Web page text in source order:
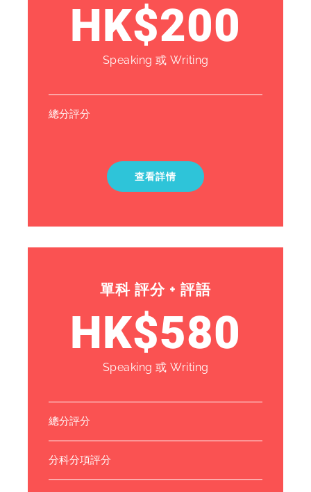
HK$200
Speaking 或 Writing
總分評分
查看詳情
單科 評分 + 評語
HK$580
Speaking 或 Writing
總分評分
分科分項評分